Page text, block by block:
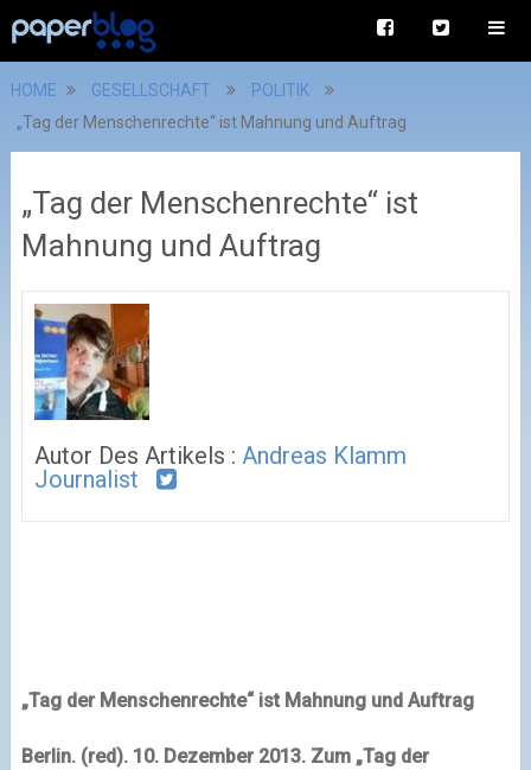
HOME GESELLSCHAFT
POLITIK
„Tag der Menschenrechte“ ist Mahnung und Auftrag
„Tag der Menschenrechte“ ist
Mahnung und Auftrag
Autor Des Artikels : Andreas Klamm
Journalist
„Tag der Menschenrechte“ ist Mahnung und Auftrag
Berlin. (red). 10. Dezember 2013. Zum „Tag der